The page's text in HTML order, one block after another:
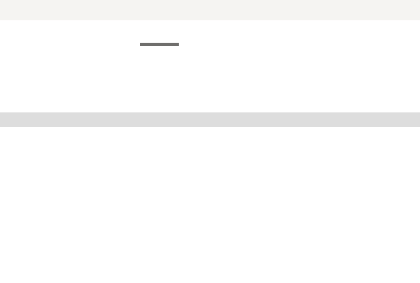
freistehender Glockenturm, Gedenkhügel für Gefallene im 1.